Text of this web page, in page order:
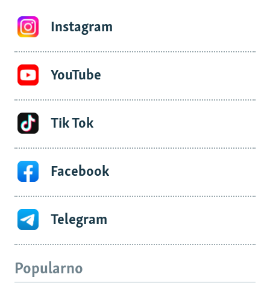
Instagram
YouTube
Tik Tok
Facebook
Telegram
Popularno